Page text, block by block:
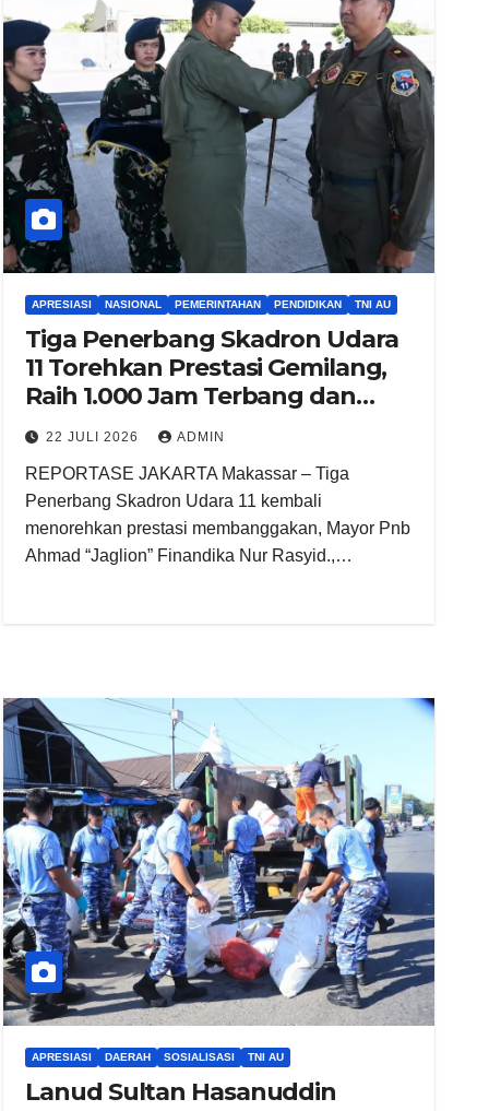
APRESIASI NASIONAL PEMERINTAHAN PENDIDIKAN TNI AU
Tiga Penerbang Skadron Udara
11 Torehkan Prestasi Gemilang,
Raih 1.000 Jam Terbang dan
Terbang Solo Sukhoi Su-27/30
22 JULI 2026 ADMIN
REPORTASE JAKARTA Makassar – Tiga
Penerbang Skadron Udara 11 kembali
menorehkan prestasi membanggakan, Mayor Pnb
Ahmad “Jaglion” Finandika Nur Rasyid.,…
APRESIASI DAERAH SOSIALISASI TNI AU
Lanud Sultan Hasanuddin